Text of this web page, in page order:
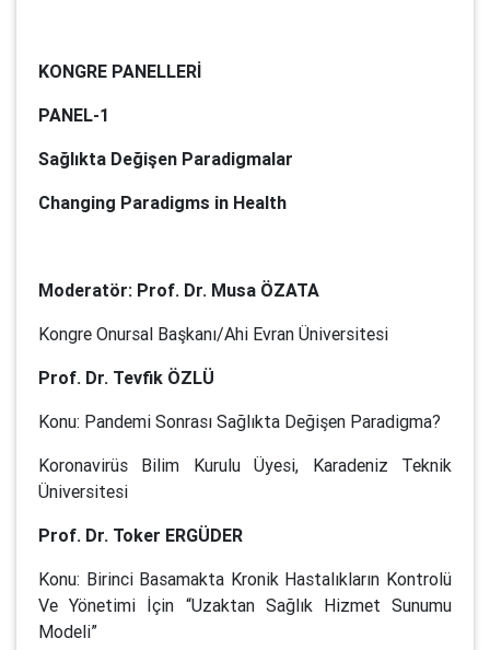
KONGRE PANELLERİ
PANEL-1
Sağlıkta Değişen Paradigmalar
Changing Paradigms in Health
Moderatör: Prof. Dr. Musa ÖZATA
Kongre Onursal Başkanı/Ahi Evran Üniversitesi
Prof. Dr. Tevfik ÖZLÜ
Konu: Pandemi Sonrası Sağlıkta Değişen Paradigma?
Koronavirüs Bilim Kurulu Üyesi, Karadeniz Teknik
Üniversitesi
Prof. Dr. Toker ERGÜDER
Konu: Birinci Basamakta Kronik Hastalıkların Kontrolü
Ve Yönetimi İçin “Uzaktan Sağlık Hizmet Sunumu
Modeli”